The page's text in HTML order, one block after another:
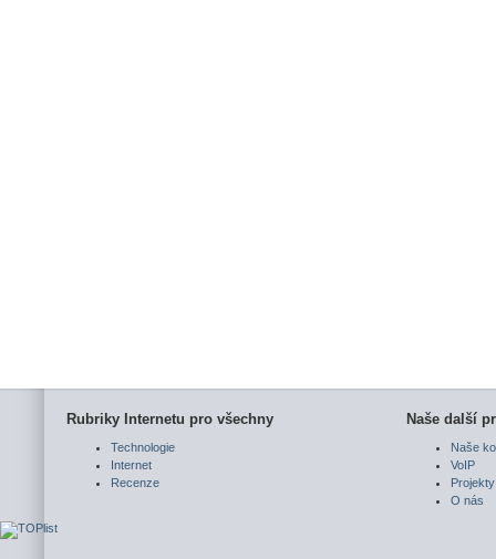
Rubriky Internetu pro všechny
Technologie
Internet
Recenze
Naše další
Naše
VoIP
Projekty
O nás